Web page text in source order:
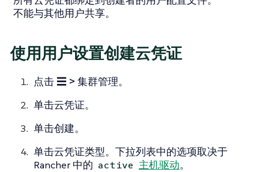
不能与其他用户共享。
使用用户设置创建云凭证
点击 ☰ > 集群管理。
单击云凭证。
单击创建。
单击云凭证类型。下拉列表中的选项取决于
Rancher 中的 active 主机驱动。